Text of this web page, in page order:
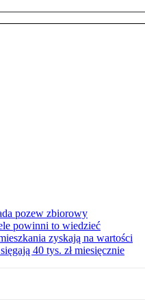
pozew zbiorowy
powinni to wiedzieć
zyskają na wartości
40 tys. zł miesięcznie